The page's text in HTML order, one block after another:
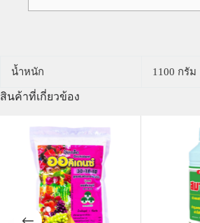
น้ำหนัก 1100 กรัม
สินค้าที่เกี่ยวข้อง